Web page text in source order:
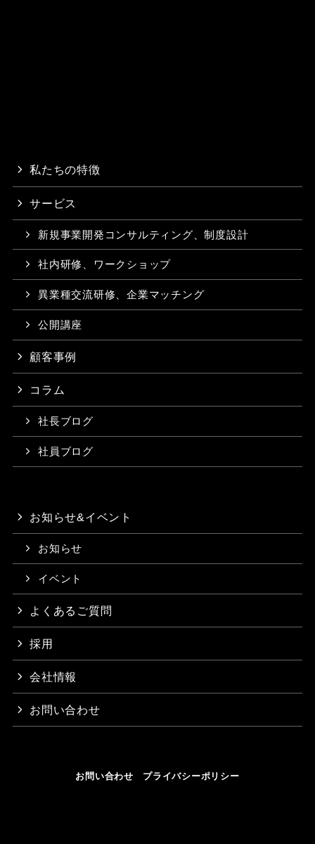
私たちの特徴
サービス
新規事業開発コンサルティング、制度設計
社内研修、ワークショップ
異業種交流研修、企業マッチング
公開講座
顧客事例
コラム
社長ブログ
社員ブログ
お知らせ&イベント
お知らせ
イベント
よくあるご質問
採用
会社情報
お問い合わせ
お問い合わせ プライバシーポリシー